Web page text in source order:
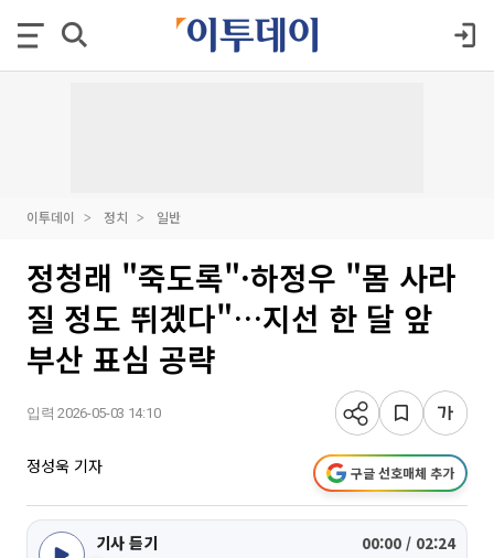
이투데이 정치 일반
정청래 "죽도록"·하정우 "몸 사라
질 정도 뛰겠다"…지선 한 달 앞
부산 표심 공략
입력 2026-05-03 14:10
정성욱 기자 구글 선호매체 추가
기사 듣기 00:00 / 02:24